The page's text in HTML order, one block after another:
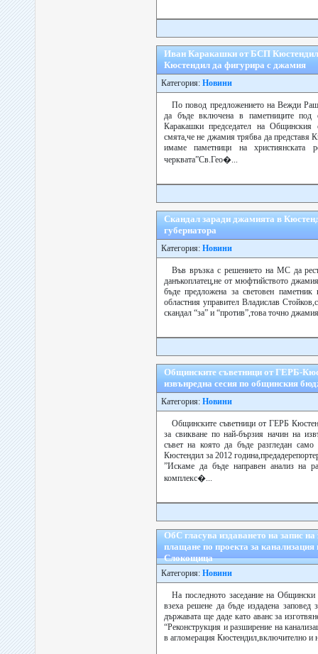
Иван Каракашки от БСП
Кюстендил да фигурира с джамия
Категория: Новини
По повод предложението на Вежди
да бъде включена в паметниците
Каракашки председател на
смята,че не джамия трябва да
имаме паметници на християнската
черквата”Св.Гео�...
Скандал заради джамията в
губернатора
Категория: Новини
Във връзка с решението на МС да
данъкоплатец,не от мюфтийството
бъде предложена за световен
областния управител Владислав
скандал “за” и “против”,това точно
Общинските съветници от ГЕРБ-
извънредна сесия по общинския
Категория: Новини
Общинските съветници от ГЕРБ
за свикване по най-бързия начин на
съвет на която да бъде разгледан
Кюстендил за 2012
”Искаме да бъде направен анализ на
комплекс�...
ОбС гласува издаването на запис на
плащане по проекта за
Слокощица
Категория: Новини
На последното заседание на Общински
взеха решене да бъде издадена заповед
държавата ще даде като аванс за
“Реконструкция и разширение на
в агломерация Кюстендил,включително и